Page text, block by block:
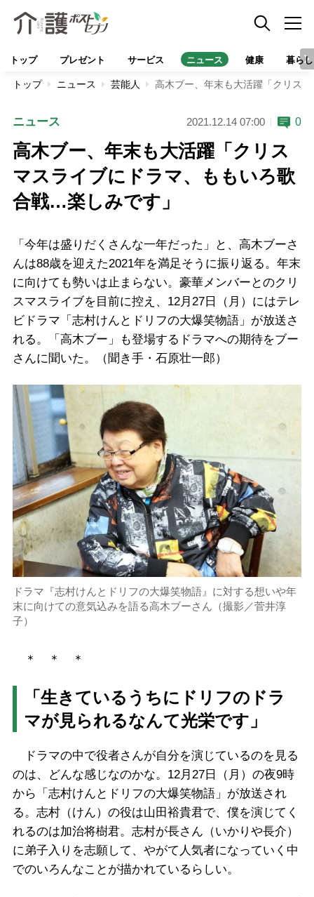
トップ プレゼント サービス ニュース 健康 暮らし
トップ ニュース 芸能人 高木ブー、年末も大活躍「クリス
ニュース 2021.12.14 07:00 0
高木ブー、年末も大活躍「クリス
マスライブにドラマ、ももいろ歌
合戦…楽しみです」
「今年は盛りだくさんな一年だった」と、高木ブーさ
んは88歳を迎えた2021年を満足そうに振り返る。年末
に向けても勢いは止まらない。豪華メンバーとのクリ
スマスライブを目前に控え、12月27日（月）にはテレ
ビドラマ「志村けんとドリフの大爆笑物語」が放送さ
れる。「高木ブー」も登場するドラマへの期待をブー
さんに聞いた。（聞き手・石原壮一郎）
ドラマ『志村けんとドリフの大爆笑物語』に対する想いや年
末に向けての意気込みを語る高木ブーさん（撮影／菅井淳
子）
＊ ＊ ＊
「生きているうちにドリフのドラ
マが見られるなんて光栄です」
ドラマの中で役者さんが自分を演じているのを見る
のは、どんな感じなのかな。12月27日（月）の夜9時
から「志村けんとドリフの大爆笑物語」が放送され
る。志村（けん）の役は山田裕貴君で、僕を演じてく
れるのは加治将樹君。志村が長さん（いかりや長介）
に弟子入りを志願して、やがて人気者になっていく中
でのいろんなことが描かれているらしい。